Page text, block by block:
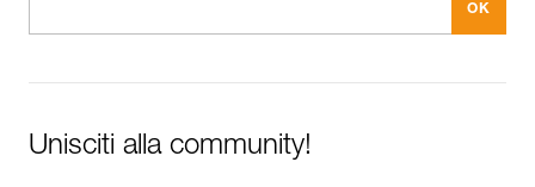
Unisciti alla community!